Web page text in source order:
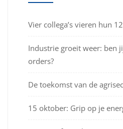
Vier collega’s vieren hun
Industrie groeit weer: ben
orders?
De toekomst van de
15 oktober: Grip op je